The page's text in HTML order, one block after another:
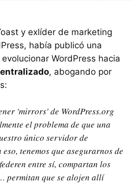
y exlíder de marketing
había publicó una
WordPress hacia
, abogando por
'mirrors' de WordPress.org
el problema de que una
único servidor de
tenemos que asegurarnos de
entre sí, compartan los
permitan que se alojen allí